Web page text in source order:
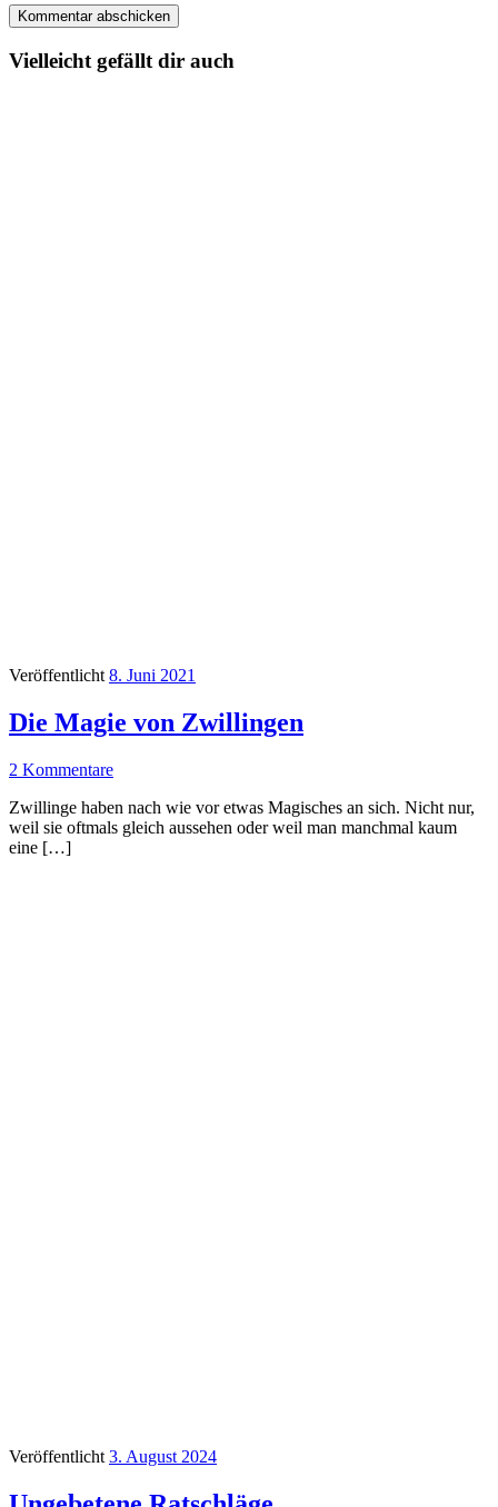
Vielleicht gefällt dir auch
Veröffentlicht 8. Juni 2021
Die Magie von Zwillingen
2 Kommentare
Zwillinge haben nach wie vor etwas Magisches an sich. Nicht nur,
weil sie oftmals gleich aussehen oder weil man manchmal kaum
eine […]
Veröffentlicht 3. August 2024